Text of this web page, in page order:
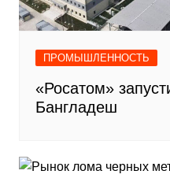
ПРОМЫШЛЕННОСТЬ
«Росатом»
Бангладеш